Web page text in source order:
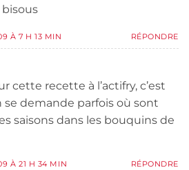
À 7 H 13 MIN RÉPONDRE
cette recette à l’actifry, c’est
se demande parfois où sont
saisons dans les bouquins de
À 21 H 34 MIN RÉPONDRE